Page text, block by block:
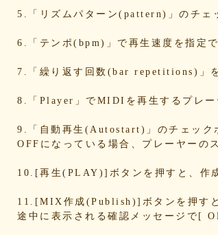
1568abddff
0de2e30836
9ef6ebcac2 99ce8a767d
5e80ad5293 5095988ef6
d836b49a9d d76a3e8c23
a01087c2be 83d205db59
49f63675b9 15ebcaa807
b0ebace0d4 aa7f949dad
e186dc0158 d654560420
b6a3ebae49
a1d5a5a815
5.「リズムパターン(pattern)」のチェ
6.「テンポ(bpm)」で再生速度を指定
7.「繰り返す回数(bar repetitions)」を
8.「Player」でMIDIを再生するプレー
9.「自動再生(Autostart)」のチェック
OFFになっている場合、プレーヤーの
10.[再生(PLAY)]ボタンを押すと、作
11.[MIX作成(Publish)]ボタンを押すと
途中に表示される確認メッセージで[